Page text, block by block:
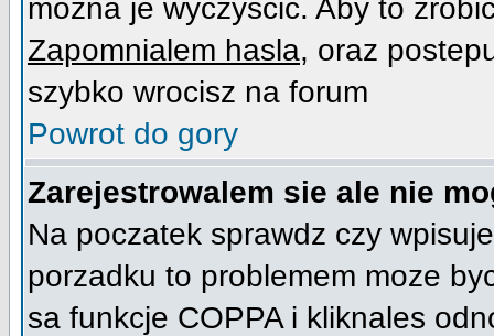
mozna je wyczyscic. Aby to
Zapomnialem hasla, oraz
szybko wrocisz na forum
Powrot do gory
Zarejestrowalem sie ale nie
Na poczatek sprawdz czy
porzadku to problemem moze
sa funkcje COPPA i kliknales